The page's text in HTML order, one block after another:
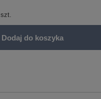
szt.
Dodaj do koszyka